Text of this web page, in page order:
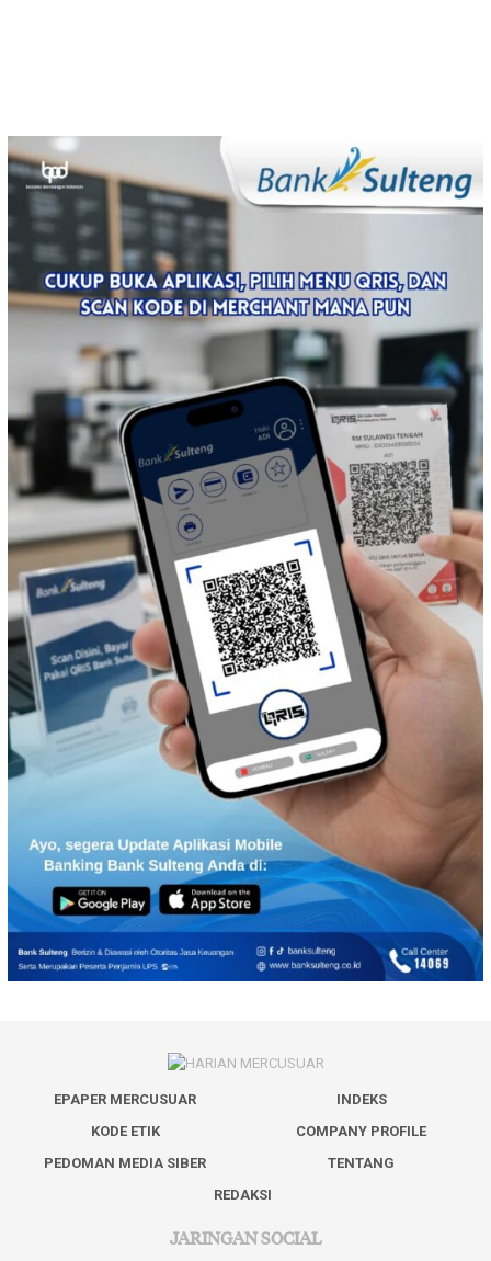
EPAPER MERCUSUAR
INDEKS
KODE ETIK
COMPANY PROFILE
PEDOMAN MEDIA SIBER
TENTANG
REDAKSI
JARINGAN SOCIAL